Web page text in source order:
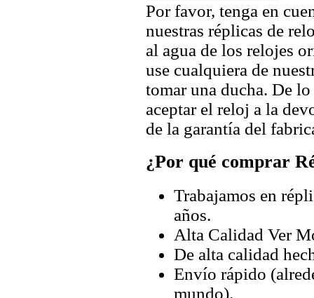
Por favor, tenga en
nuestras réplicas de
al agua de los relojes
use cualquiera de
tomar una ducha. De
aceptar el reloj a la
de la garantía del
¿Por qué comprar
Trabajamos en
años.
Alta Calidad Ver
De alta calidad
Envío rápido
mundo).